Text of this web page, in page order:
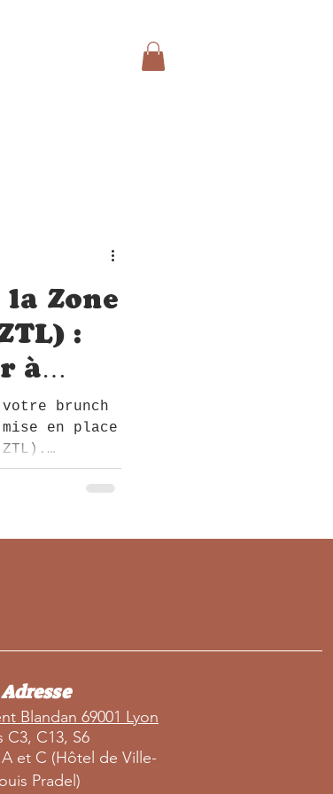
la Zone
:
à
votre brunch
en place
les
et les
Adresse
Blandan 69001 Lyon
C3, C13, S6
A et C (Hôtel de Ville-
Pradel)